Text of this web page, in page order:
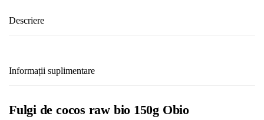
Descriere
Informații suplimentare
Fulgi de cocos raw bio 150g Obio